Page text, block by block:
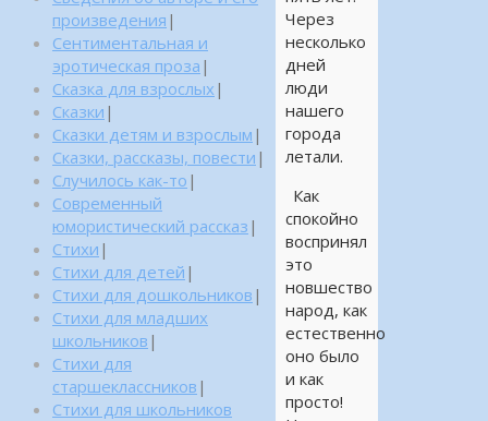
Через
несколько
дней
люди
нашего
города
летали.
Как
спокойно
воспринял
это
новшество
народ, как
естественно
оно было
и как
просто!
произведения |
Сентиментальная и
эротическая проза |
Сказка для взрослых |
Сказки |
Сказки детям и взрослым |
Сказки, рассказы, повести |
Случилось как-то |
Современный
юмористический рассказ |
Стихи |
Стихи для детей |
Стихи для дошкольников |
Стихи для младших
школьников |
Стихи для
старшеклассников |
Стихи для школьников